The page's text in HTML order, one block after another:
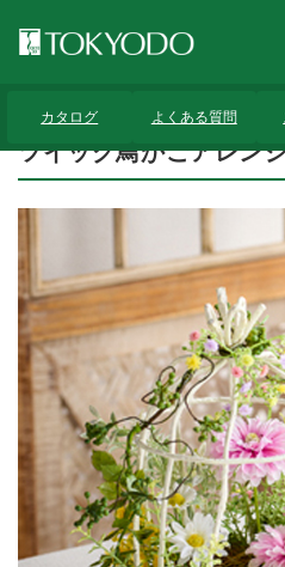
カタログ よくある質問
ツイッグ鳥かごアレン